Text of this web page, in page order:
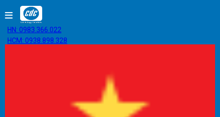
HN: 0983.366.022
HCM: 0938.898.328